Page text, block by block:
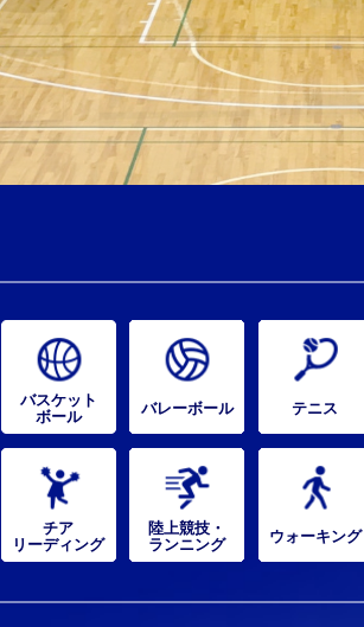
バスケット
ボール
バレーボール テニス
チア
リーディング
陸上競技・
ランニング
ウォーキング